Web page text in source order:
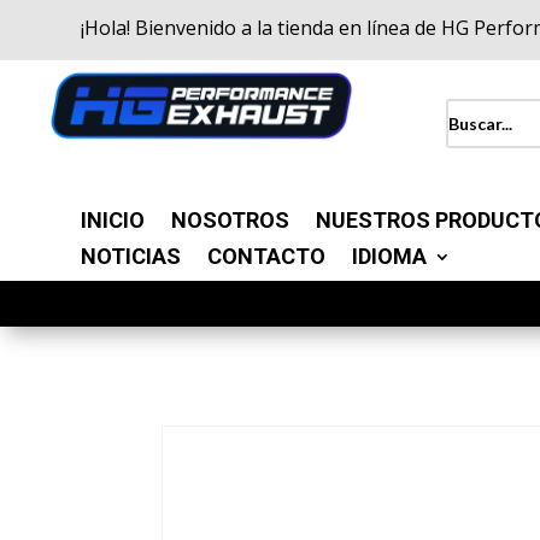
¡Hola! Bienvenido a la tienda en línea de HG
INICIO NOSOTROS
NUESTROS
NOTICIAS
CONTACTO IDIOMA